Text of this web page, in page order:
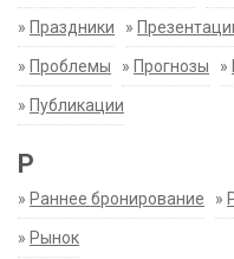
» Праздники »
» Проблемы » Прогнозы »
» Публикации
Р
» Раннее бронирование »
» Рынок